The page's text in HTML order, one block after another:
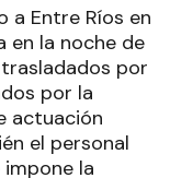
a Entre Ríos en
en la noche de
por
por la
actuación
el personal
la